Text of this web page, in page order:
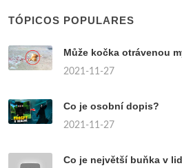
TÓPICOS POPULARES
Může kočka otrávenou
2021-11-27
Co je osobní dopis?
2021-11-27
Co je největší buňka v